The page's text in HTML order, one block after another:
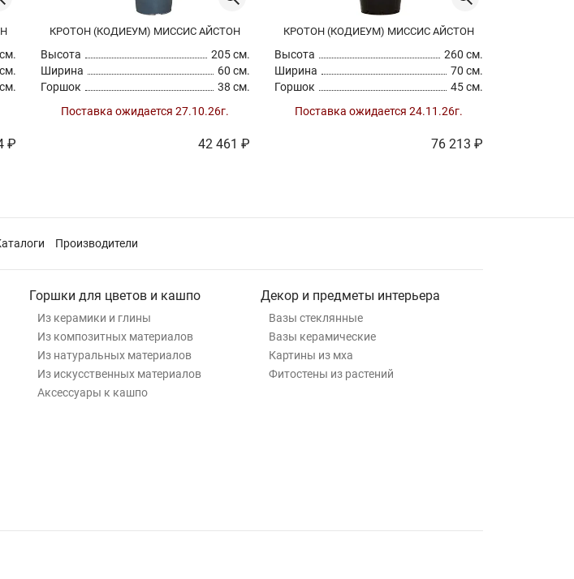
₽
КРОТОН (КОДИЕУМ) МИССИС АЙСТОН
Высота
205 см.
Ширина
60 см.
Горшок
38 см.
Поставка ожидается 27.10.26г.
42 461 ₽
КРОТОН (КОДИЕУМ) МИССИС АЙСТОН
Высота
260 см.
Ширина
70 см.
Горшок
45 см.
Поставка ожидается 24.11.26г.
76 213 ₽
Производители
Горшки для цветов и кашпо
Из керамики и глины
Из композитных материалов
Из натуральных материалов
Из искусственных материалов
Аксессуары к кашпо
Декор и предметы интерьера
Вазы стеклянные
Вазы керамические
Картины из мха
Фитостены из растений